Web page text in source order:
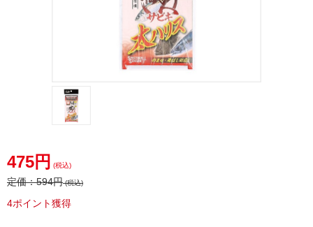
475円 (税込)
定価：594円(税込)
4ポイント獲得